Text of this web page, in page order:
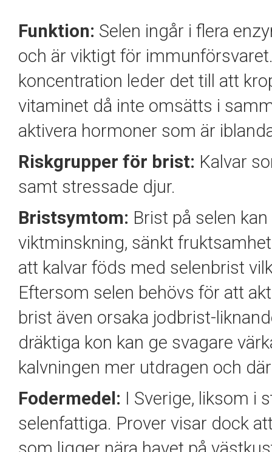
Funktion: Selen ingår i flera
och är viktigt för
koncentration leder det till att
vitaminet då inte omsätts i
aktivera hormoner som är
Riskgrupper för brist: Kalvar
samt stressade djur.
Bristsymtom: Brist på selen
viktminskning, sänkt
att kalvar föds med selenbrist
Eftersom selen behövs för att
brist även orsaka jodbrist-
dräktiga kon kan ge svagare
kalvningen mer utdragen och
Fodermedel: I Sverige, liksom i
selenfattiga. Prover visar dock